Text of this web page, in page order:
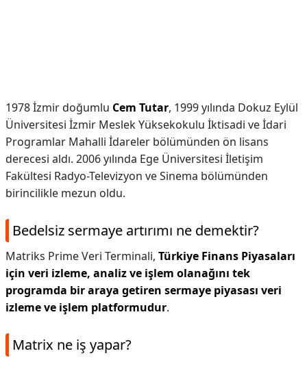
1978 İzmir doğumlu Cem Tutar, 1999 yılında Dokuz Eylül
Üniversitesi İzmir Meslek Yüksekokulu İktisadi ve İdari
Programlar Mahalli İdareler bölümünden ön lisans
derecesi aldı. 2006 yılında Ege Üniversitesi İletişim
Fakültesi Radyo-Televizyon ve Sinema bölümünden
birincilikle mezun oldu.
Bedelsiz sermaye artırımı ne demektir?
Matriks Prime Veri Terminali, Türkiye Finans Piyasaları
için veri izleme, analiz ve işlem olanağını tek
programda bir araya getiren sermaye piyasası veri
izleme ve işlem platformudur.
Matrix ne iş yapar?